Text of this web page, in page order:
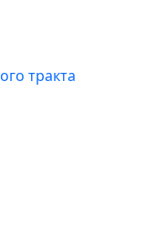
тракта